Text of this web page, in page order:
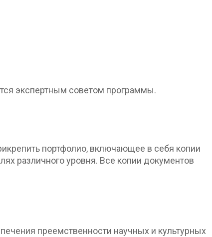
экспертным советом программы.
портфолио, включающее в себя копии
различного уровня. Все копии документов
преемственности научных и культурных